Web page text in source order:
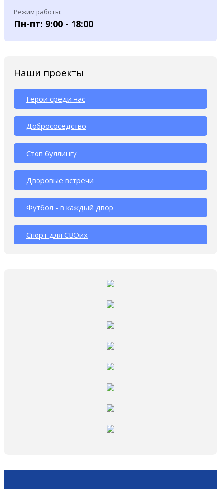
Режим работы:
Пн-пт: 9:00 - 18:00
Наши проекты
Герои среди нас
Добрососедство
Стоп буллингу
Дворовые встречи
Футбол - в каждый двор
Спорт для СВОих